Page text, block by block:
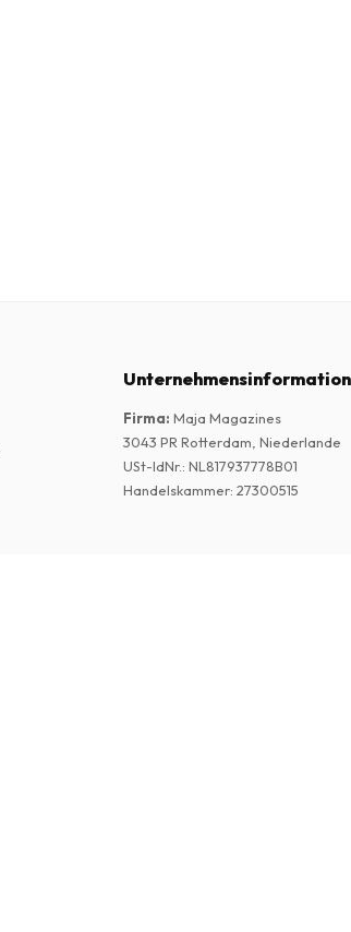
Firma: Maja Magazines
3043 PR Rotterdam, Niederlande
USt-IdNr.: NL817937778B01
Handelskammer: 27300515